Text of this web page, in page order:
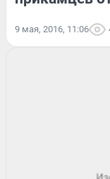
9 мая, 2016, 11:06